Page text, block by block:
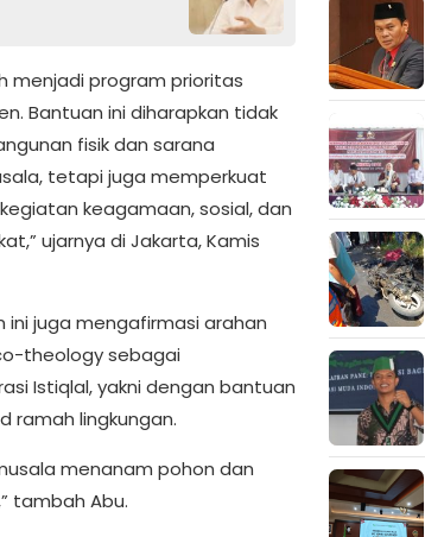
menjadi program prioritas
Bantuan ini diharapkan tidak
fisik dan sarana
tetapi juga memperkuat
keagamaan, sosial, dan
ujarnya di Jakarta, Kamis
ini juga mengafirmasi arahan
theology sebagai
Istiqlal, yakni dengan bantuan
ramah lingkungan.
menanam pohon dan
tambah Abu.